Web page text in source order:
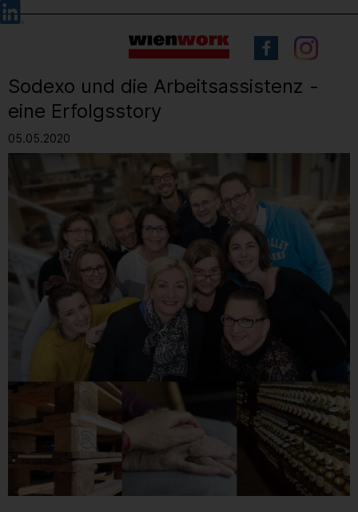
Barrierefreie
Bedienung
Sprachauswahl
Sodexo und die Arbeitsassistenz -
eine Erfolgsstory
05.05.2020